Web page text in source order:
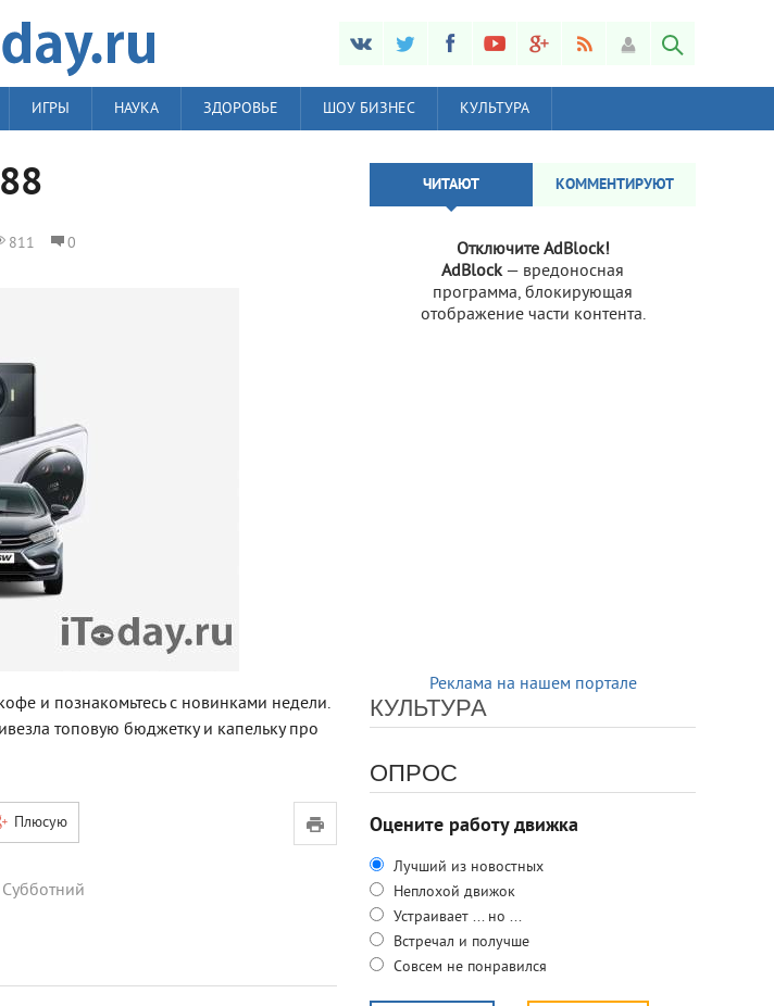
ИГРЫ НАУКА ЗДОРОВЬЕ ШОУ БИЗНЕС КУЛЬТУРА
811 0
и познакомьтесь с новинками недели.
топовую бюджетку и капельку про
Плюсую
Субботний
ЧИТАЮТ КОММЕНТИРУЮТ
Отключите AdBlock!
AdBlock— вредоносная
программа, блокирующая
отображение части контента.
Реклама на нашем портале
КУЛЬТУРА
ОПРОС
Оцените работу движка
Лучший из новостных
Неплохой движок
Устраивает ... но ...
Встречал и получше
Совсем не понравился